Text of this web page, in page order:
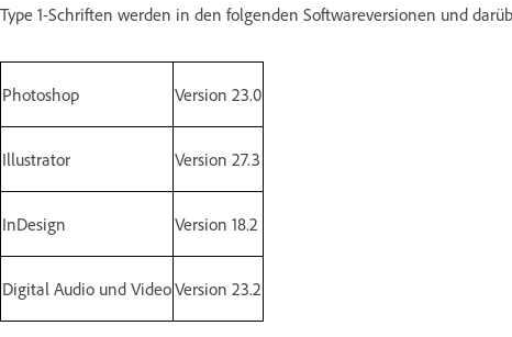
Type 1-Schriften werden in den folgenden Softwareversionen und
Photoshop Version 23.0
Illustrator Version 27.3
InDesign Version 18.2
Digital Audio und VideoVersion 23.2